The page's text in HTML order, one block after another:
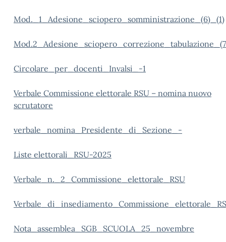
Mod._1_Adesione_sciopero_somministrazione_(6)_(1)
Circolare_per_docenti_Invalsi_-1
Verbale Commissione elettorale RSU – nomina nuovo
scrutatore
verbale_nomina_Presidente_di_Sezione_-
Liste elettorali_RSU-2025
Verbale_n._2_Commissione_elettorale_RSU
Nota_assemblea_SGB_SCUOLA_25_novembre